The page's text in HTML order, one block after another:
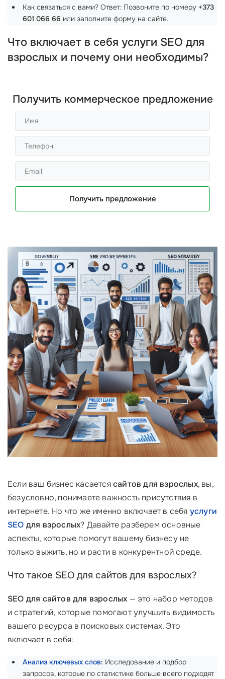
Как связаться с вами? Ответ: Позвоните по номеру +373
601 066 66 или заполните форму на сайте.
Что включает в себя услуги SEO для
взрослых и почему они необходимы?
Получить коммерческое предложение
Получить предложение
Если ваш бизнес касаетсясайтов для взрослых, вы,
безусловно, понимаете важность присутствия в
интернете. Но что же именно включает в себя услуги
SEO для взрослых? Давайте разберем основные
аспекты, которые помогут вашему бизнесу не
только выжить, но и расти в конкурентной среде.
Что такое SEO для сайтов для взрослых?
SEO для сайтов для взрослых — это набор методов
и стратегий, которые помогают улучшить видимость
вашего ресурса в поисковых системах. Это
включает в себя:
Анализ ключевых слов: Исследование и подбор
запросов, которые по статистике больше всего подходят